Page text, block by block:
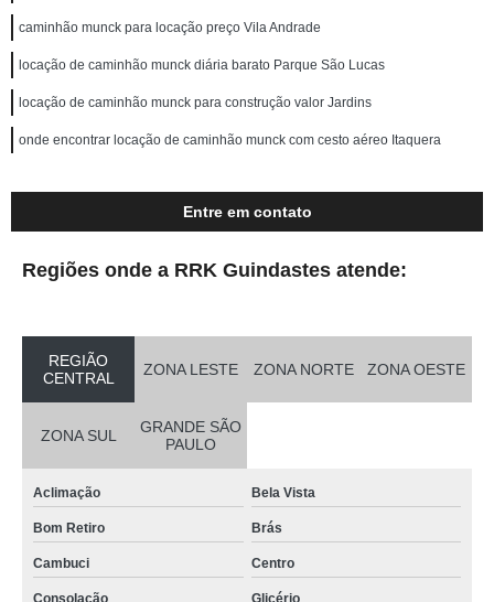
caminhão munck para locação preço Vila Andrade
locação de caminhão munck diária barato Parque São Lucas
locação de caminhão munck para construção valor Jardins
onde encontrar locação de caminhão munck com cesto aéreo Itaquera
Entre em contato
Regiões onde a RRK Guindastes atende:
REGIÃO
CENTRAL
ZONA LESTE ZONA NORTE ZONA OESTE
ZONA SUL
GRANDE SÃO
PAULO
Aclimação Bela Vista
Bom Retiro Brás
Cambuci Centro
Consolação Glicério